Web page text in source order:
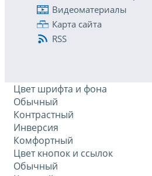
Видеоматериалы
Карта сайта
RSS
Цвет шрифта и фона
Обычный
Контрастный
Инверсия
Комфортный
Цвет кнопок и ссылок
Обычный